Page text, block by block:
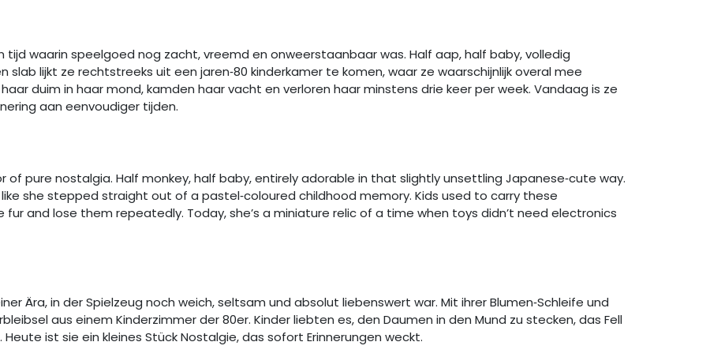
tijd waarin speelgoed nog zacht, vreemd en onweerstaanbaar was. Half aap, half baby, volledig
lijkt ze rechtstreeks uit een jaren‑80 kinderkamer te komen, waar ze waarschijnlijk overal mee
duim in haar mond, kamden haar vacht en verloren haar minstens drie keer per week. Vandaag is ze
aan eenvoudiger tijden.
of pure nostalgia. Half monkey, half baby, entirely adorable in that slightly unsettling Japanese‑cute way.
she stepped straight out of a pastel‑coloured childhood memory. Kids used to carry these
and lose them repeatedly. Today, she’s a miniature relic of a time when toys didn’t need electronics
Ära, in der Spielzeug noch weich, seltsam und absolut liebenswert war. Mit ihrer Blumen‑Schleife und
aus einem Kinderzimmer der 80er. Kinder liebten es, den Daumen in den Mund zu stecken, das Fell
ist sie ein kleines Stück Nostalgie, das sofort Erinnerungen weckt.